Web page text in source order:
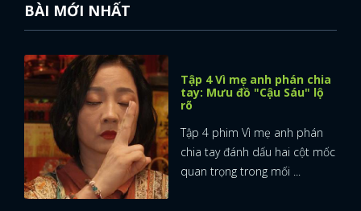
BÀI MỚI NHẤT
Tập 4 Vì mẹ anh phán chia
tay: Mưu đồ "Cậu Sáu" lộ
rõ
Tập 4 phim Vì mẹ anh phán
chia tay đánh dấu hai cột mốc
quan trọng trong mối ...